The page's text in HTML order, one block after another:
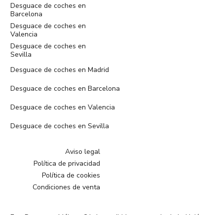
Desguace de coches en
Barcelona
Desguace de coches en
Valencia
Desguace de coches en
Sevilla
Desguace de coches en Madrid
Desguace de coches en Barcelona
Desguace de coches en Valencia
Desguace de coches en Sevilla
Aviso legal
Política de privacidad
Política de cookies
Condiciones de venta